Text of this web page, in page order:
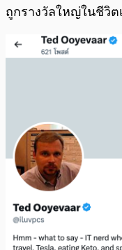
ถูกรางวัลใหญ่ในชีวิต